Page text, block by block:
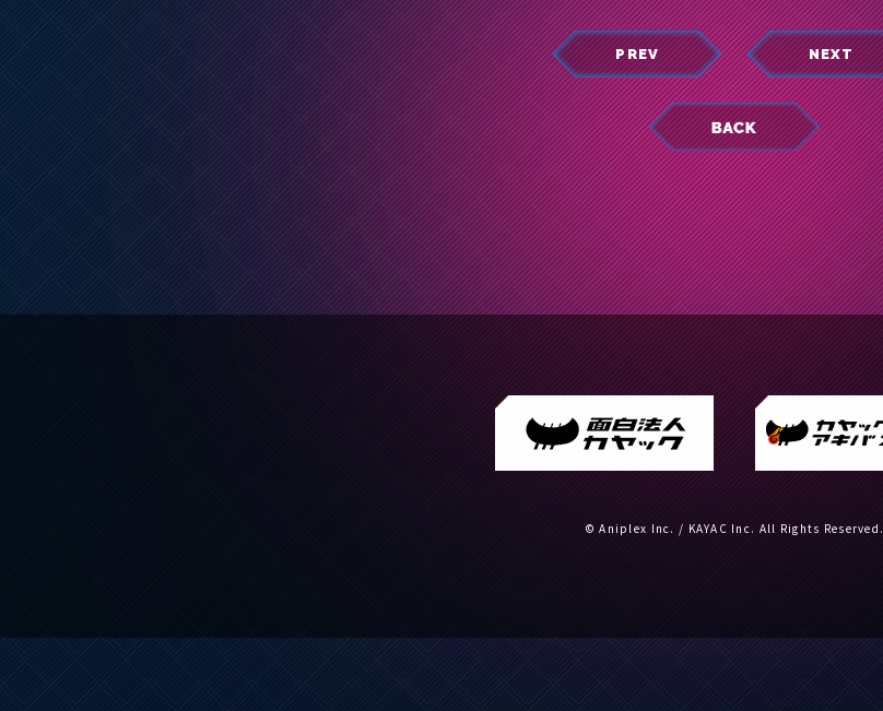
PREV NEXT
© Aniplex Inc. / KAYAC Inc. All Rights Reserved.